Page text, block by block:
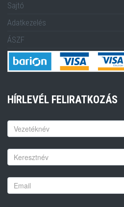
Sajtó
Adatkezelés
ÁSZF
HÍRLEVÉL FELIRATKOZÁS
Keresztnév
Vezetéknév
Email
cím